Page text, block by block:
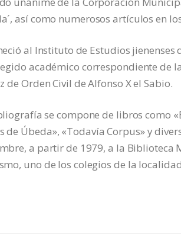
así como numerosos artículos en
al Instituto de Estudios jienenses
académico correspondiente de
de Orden Civil de Alfonso X el Sabio.
se compone de libros como
de Úbeda», «Todavía Corpus» y
a partir de 1979, a la
uno de los colegios de la